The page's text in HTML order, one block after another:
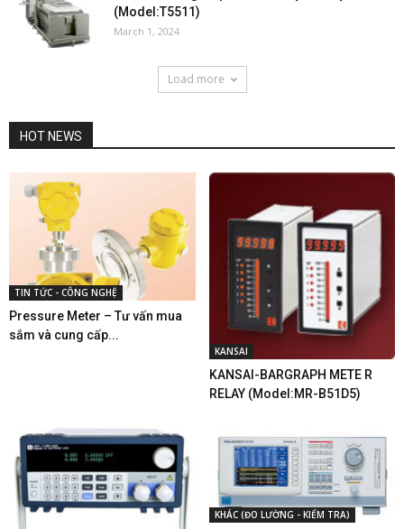
(Model:T5511)
March 1, 2024
Load more
HOT NEWS
TIN TỨC - CÔNG NGHỆ
Pressure Meter – Tư vấn mua
sắm và cung cấp...
KANSAI
KANSAI-BARGRAPH METE R
RELAY (Model:MR-B51D5)
KHÁC (ĐO LƯỜNG - KIỂM TRA)